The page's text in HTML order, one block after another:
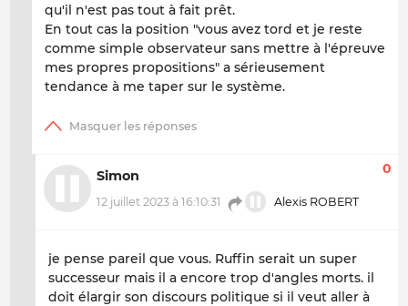
qu'il n'est pas tout à fait prêt.
En tout cas la position "vous avez tord et je reste
comme simple observateur sans mettre à l'épreuve
mes propres propositions" a sérieusement
tendance à me taper sur le système.
Simon
12 juillet 2023 à 16:10:31 Alexis ROBERT
0
je pense pareil que vous. Ruffin serait un super
successeur mais il a encore trop d'angles morts. il
doit élargir son discours politique si il veut aller à